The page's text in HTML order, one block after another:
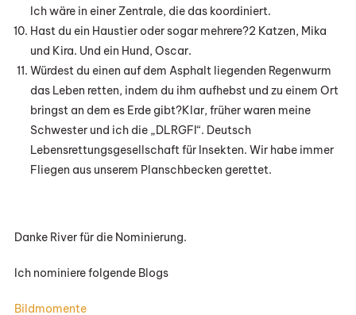
Ich wäre in einer Zentrale, die das koordiniert.
Hast du ein Haustier oder sogar mehrere?2 Katzen, Mika
und Kira. Und ein Hund, Oscar.
Würdest du einen auf dem Asphalt liegenden Regenwurm
das Leben retten, indem du ihm aufhebst und zu einem Ort
bringst an dem es Erde gibt?Klar, früher waren meine
Schwester und ich die „DLRGFI“. Deutsch
Lebensrettungsgesellschaft für Insekten. Wir habe immer
Fliegen aus unserem Planschbecken gerettet.
Danke River für die Nominierung.
Ich nominiere folgende Blogs
Bildmomente